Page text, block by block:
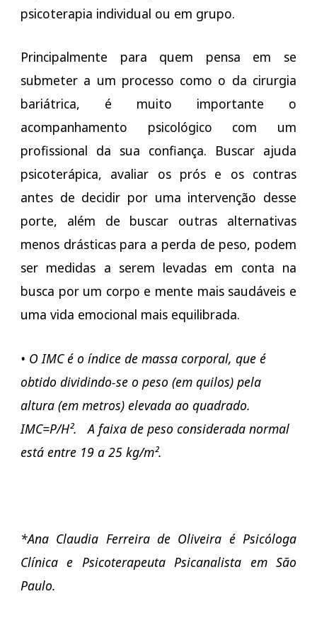
psicoterapia individual ou em grupo.
Principalmente para quem pensa em se
submeter a um processo como o da cirurgia
bariátrica, é muito importante o
acompanhamento psicológico com um
profissional da sua confiança. Buscar ajuda
psicoterápica, avaliar os prós e os contras
antes de decidir por uma intervenção desse
porte, além de buscar outras alternativas
menos drásticas para a perda de peso, podem
ser medidas a serem levadas em conta na
busca por um corpo e mente mais saudáveis e
uma vida emocional mais equilibrada.
• O IMC é o índice de massa corporal, que é
obtido dividindo-se o peso (em quilos) pela
altura (em metros) elevada ao quadrado.
IMC=P/H². A faixa de peso considerada normal
está entre 19 a 25 kg/m².
*Ana Claudia Ferreira de Oliveira é Psicóloga
Clínica e Psicoterapeuta Psicanalista em São
Paulo.